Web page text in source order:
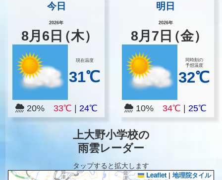
今日
2026年
8月 6 日（木）
現在温度
31℃
20% 33℃ 24℃
明日
2026年
8月 7 日（金）
同時刻の
予想温度
32℃
10%34℃ |25℃
上大野小学校の
雨雲レーダー
タップすると拡大します
Leaflet | 地理院タイル